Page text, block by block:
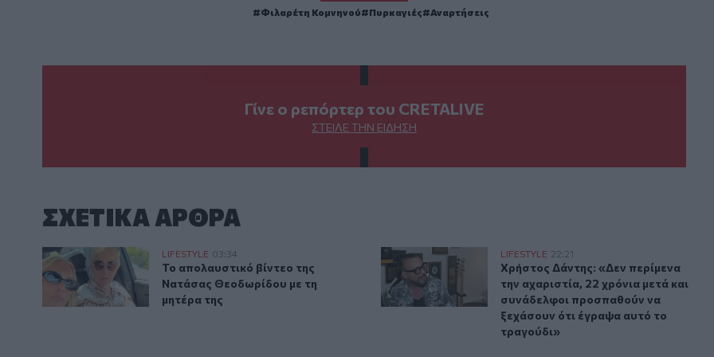
Φιλαρέτη Κομνηνού
Πυρκαγιές Αναρτήσεις
Γίνε ο ρεπόρτερ του CRETALIVE
ΣΤΕΊΛΕ ΤΗΝ ΕΊΔΗΣΗ
ΣΧΕΤΙΚA AΡΘΡΑ
Το απολαυστικό βίντεο της Νατάσας Θεοδωρίδου με τη μητέρα της
LIFESTYLE 03:34
Το απολαυστικό βίντεο της Νατάσας Θεοδωρίδου με τη μητέρα της
Το απολαυστικό βίντεο της
Νατάσας Θεοδωρίδου με τη
μητέρα της
Χρήστος Δάντης: «Δεν περίμενα την αχαριστία, 22
LIFESTYLE 22:21
Χρήστος Δάντης: «Δεν περίμενα
Χρήστος Δάντης: «Δεν περίμενα
την αχαριστία, 22 χρόνια μετά και
συνάδελφοι προσπαθούν να
ξεχάσουν ότι έγραψα αυτό το
τραγούδι»